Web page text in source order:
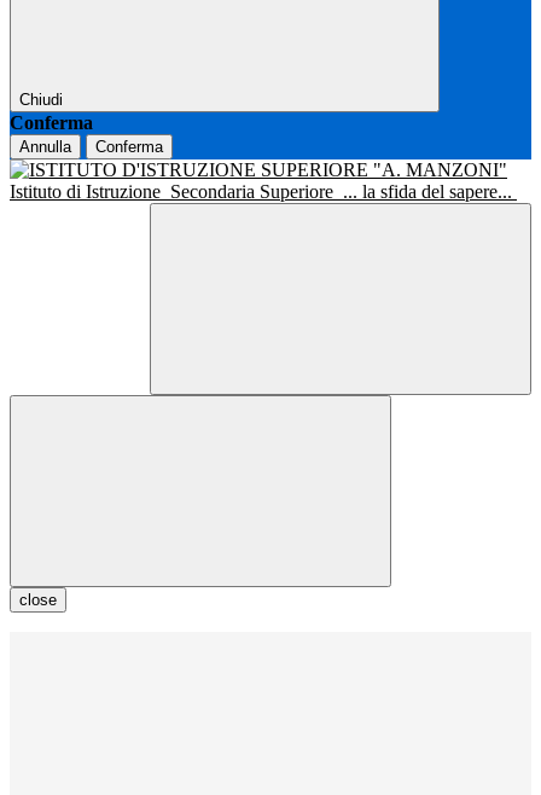
Chiudi
Conferma
Annulla Conferma
Istituto di Istruzione Secondaria Superiore ... la sfida del sapere...
close